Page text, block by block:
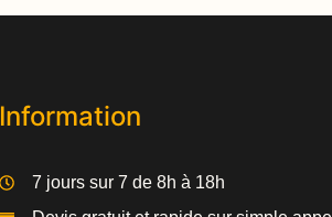
Information
7 jours sur 7 de 8h à 18h